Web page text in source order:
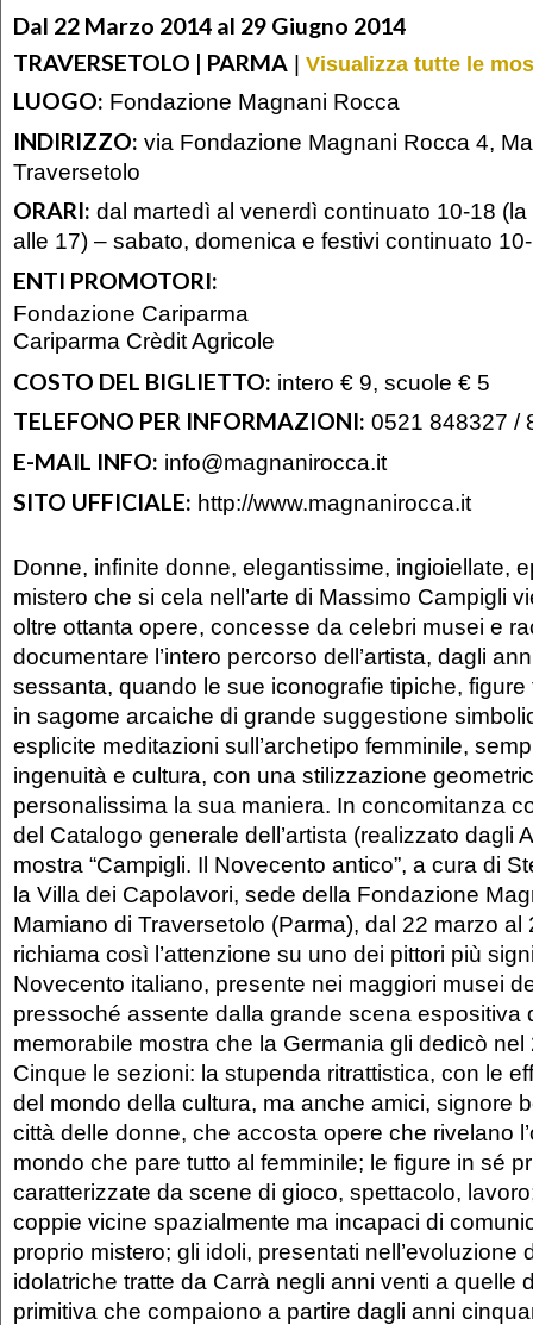
Dal 22 Marzo 2014 al 29 Giugno 2014
TRAVERSETOLO | PARMA | Visualizza tutte le
LUOGO: Fondazione Magnani Rocca
INDIRIZZO: via Fondazione Magnani Rocca 4,
Traversetolo
ORARI: dal martedì al venerdì continuato 10-18
alle 17) – sabato, domenica e festivi continuato
ENTI PROMOTORI:
Fondazione Cariparma
Cariparma Crèdit Agricole
COSTO DEL BIGLIETTO: intero € 9, scuole € 5
TELEFONO PER INFORMAZIONI: 0521 848327 /
E-MAIL INFO: info@magnanirocca.it
SITO UFFICIALE: http://www.magnanirocca.it
Donne, infinite donne, elegantissime, ingioiellate,
mistero che si cela nell’arte di Massimo Campigli
oltre ottanta opere, concesse da celebri musei e
documentare l’intero percorso dell’artista, dagli
sessanta, quando le sue iconografie tipiche,
in sagome arcaiche di grande suggestione
esplicite meditazioni sull’archetipo femminile,
ingenuità e cultura, con una stilizzazione
personalissima la sua maniera. In concomitanza
del Catalogo generale dell’artista (realizzato dagli
mostra “Campigli. Il Novecento antico”, a cura di
la Villa dei Capolavori, sede della Fondazione
Mamiano di Traversetolo (Parma), dal 22 marzo al
richiama così l’attenzione su uno dei pittori più
Novecento italiano, presente nei maggiori musei
pressoché assente dalla grande scena espositiva
memorabile mostra che la Germania gli dedicò
Cinque le sezioni: la stupenda ritrattistica, con le
del mondo della cultura, ma anche amici, signore
città delle donne, che accosta opere che rivelano
mondo che pare tutto al femminile; le figure in sé
caratterizzate da scene di gioco, spettacolo,
coppie vicine spazialmente ma incapaci di
proprio mistero; gli idoli, presentati nell’evoluzione
idolatriche tratte da Carrà negli anni venti a quelle
primitiva che compaiono a partire dagli anni